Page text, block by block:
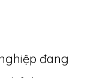
đang